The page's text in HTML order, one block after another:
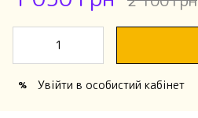
% Увійти в особистий кабінет